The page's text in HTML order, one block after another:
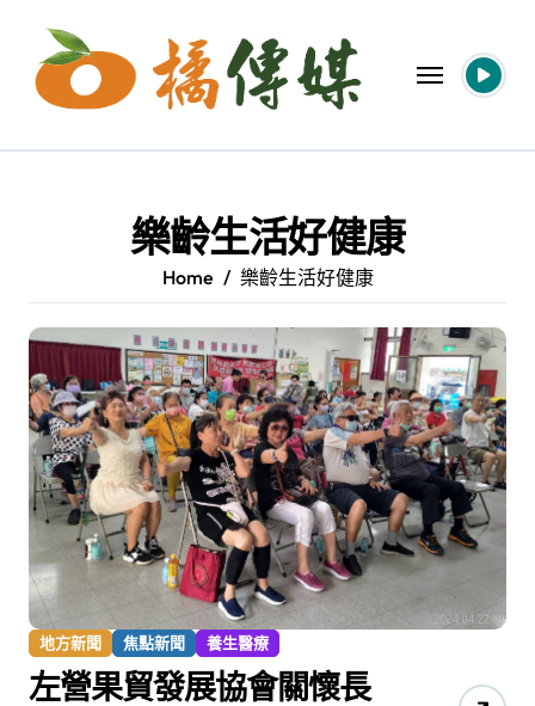
content
樂齡生活好健康
Home 樂齡生活好健康
地方新聞 焦點新聞 養生醫療
左營果貿發展協會關懷長